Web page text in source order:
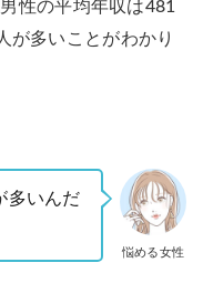
性の平均年収は481
が多いことがわかり
悩める女性
多いんだ